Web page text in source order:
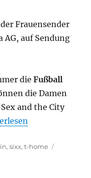
der Frauensender
AG, auf Sendung
dieFußball
die Damen
and the City
für alle T-Home
,sixx,t-home